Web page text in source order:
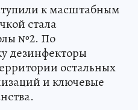
к масштабным
стала
№2. По
дезинфекторы
остальных
и ключевые